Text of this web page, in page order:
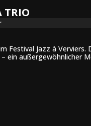
TRIO
Festival Jazz à
außergewöhnlicher